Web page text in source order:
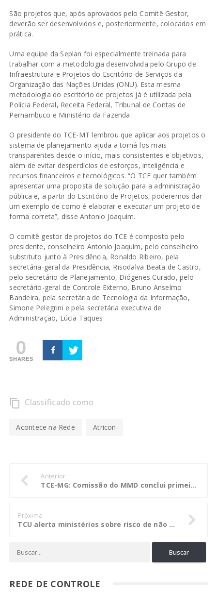
São projetos que, após aprovados pelo Comitê Gestor,
deverão ser desenvolvidos e, posteriormente, colocados em
prática.
Uma equipe da Seplan foi especialmente treinada para
trabalhar com a metodologia desenvolvida pelo Grupo de
Infraestrutura e Projetos do Escritório de Serviços da
Organização das Nações Unidas (ONU). Esta mesma
metodologia do escritório de projetos já é utilizada pela
Polícia Federal, Receita Federal, Tribunal de Contas de
Pernambuco e Ministério da Fazenda.
O presidente do TCE-MT lembrou que aplicar aos projetos o
sistema de planejamento ajuda a torná-los mais
transparentes desde o início, mais consistentes e objetivos,
além de evitar desperdícios de esforços, inteligência e
recursos financeiros e tecnológicos. “O TCE quer também
apresentar uma proposta de solução para a administração
pública e, a partir do Escritório de Projetos, poderemos dar
um exemplo de como é elaborar e executar um projeto de
forma correta”, disse Antonio Joaquim.
O comitê gestor de projetos do TCE é composto pelo
presidente, conselheiro Antonio Joaquim, pelo conselheiro
substituto junto à Presidência, Ronaldo Ribeiro, pela
secretária-geral da Presidência, Risodalva Beata de Castro,
pelo secretário de Planejamento, Diógenes Curado, pelo
secretário-geral de Controle Externo, Bruno Anselmo
Bandeira, pela secretária de Tecnologia da Informação,
Simone Pelegrini e pela secretária executiva de
Administração, Lúcia Taques
0
SHARES
content_copy Classificado como
Acontece na Rede Atricon
Anterior
TCE-MG: Comissão do MMD conclui primeira fase da avaliação
Próxima
TCU alerta ministérios sobre risco de não atingimento da meta fiscal
REDE DE CONTROLE